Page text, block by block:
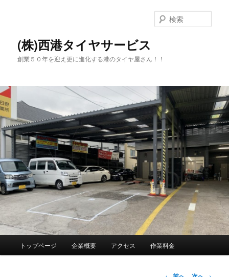
へ
移
動
(株)西港タイヤサービス
創業５０年を迎え更に進化する港のタイヤ屋さん！！
索
トップページ 企業概要 アクセス 作業料金
投